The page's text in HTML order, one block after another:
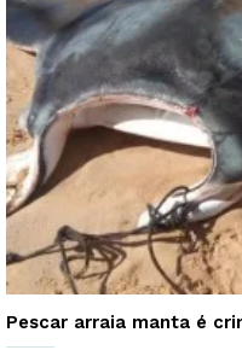
Pescar arraia manta é